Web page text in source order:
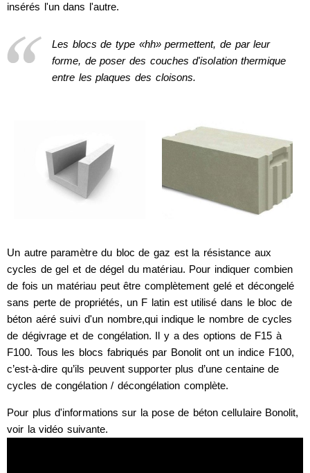
insérés l'un dans l'autre.
Les blocs de type «hh» permettent, de par leur
forme, de poser des couches d'isolation thermique
entre les plaques des cloisons.
Un autre paramètre du bloc de gaz est la résistance aux
cycles de gel et de dégel du matériau. Pour indiquer combien
de fois un matériau peut être complètement gelé et décongelé
sans perte de propriétés, un F latin est utilisé dans le bloc de
béton aéré suivi d'un nombre,qui indique le nombre de cycles
de dégivrage et de congélation. Il y a des options de F15 à
F100. Tous les blocs fabriqués par Bonolit ont un indice F100,
c’est-à-dire qu’ils peuvent supporter plus d’une centaine de
cycles de congélation / décongélation complète.
Pour plus d'informations sur la pose de béton cellulaire Bonolit,
voir la vidéo suivante.